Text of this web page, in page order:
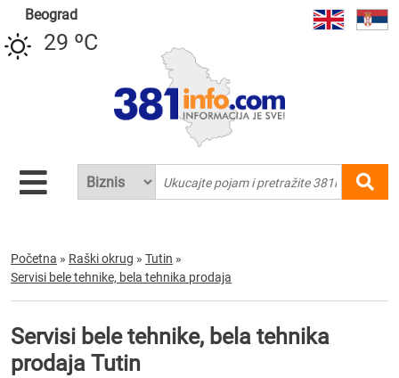
Beograd
29 ºC
Početna » Raški okrug » Tutin »
Servisi bele tehnike, bela tehnika prodaja
Servisi bele tehnike, bela tehnika
prodaja Tutin